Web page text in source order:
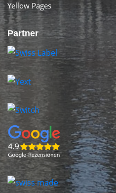
Yellow Pages
Partner